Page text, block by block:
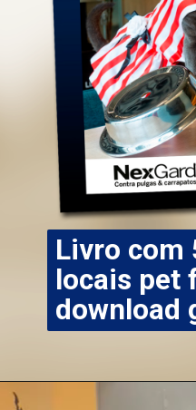
Livro com
locais pet
download
Livro com
locais pet
download